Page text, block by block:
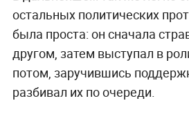
остальных политических
была проста: он сначала
другом, затем выступал в
потом, заручившись
разбивал их по очереди.